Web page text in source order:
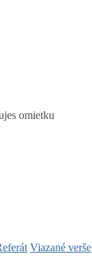
omietku
Viazané verše